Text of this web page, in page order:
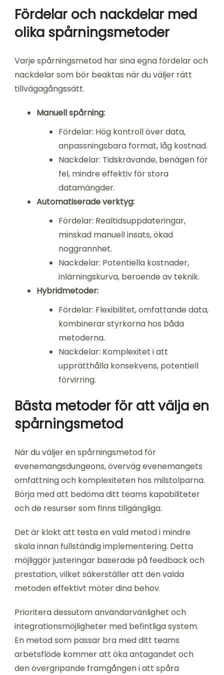
Fördelar och nackdelar med
olika spårningsmetoder
Varje spårningsmetod har sina egna fördelar och
nackdelar som bör beaktas när du väljer rätt
tillvägagångssätt.
Manuell spårning:
Fördelar: Hög kontroll över data,
anpassningsbara format, låg kostnad.
Nackdelar: Tidskrävande, benägen för
fel, mindre effektiv för stora
datamängder.
Automatiserade verktyg:
Fördelar: Realtidsuppdateringar,
minskad manuell insats, ökad
noggrannhet.
Nackdelar: Potentiella kostnader,
inlärningskurva, beroende av teknik.
Hybridmetoder:
Fördelar: Flexibilitet, omfattande data,
kombinerar styrkorna hos båda
metoderna.
Nackdelar: Komplexitet i att
upprätthålla konsekvens, potentiell
förvirring.
Bästa metoder för att välja en
spårningsmetod
När du väljer en spårningsmetod för
evenemangsdungeons, överväg evenemangets
omfattning och komplexiteten hos milstolparna.
Börja med att bedöma ditt teams kapabiliteter
och de resurser som finns tillgängliga.
Det är klokt att testa en vald metod i mindre
skala innan fullständig implementering. Detta
möjliggör justeringar baserade på feedback och
prestation, vilket säkerställer att den valda
metoden effektivt möter dina behov.
Prioritera dessutom användarvänlighet och
integrationsmöjligheter med befintliga system.
En metod som passar bra med ditt teams
arbetsflöde kommer att öka antagandet och
den övergripande framgången i att spåra